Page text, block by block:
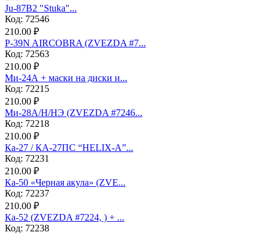
Ju-87B2 "Stuka"...
Код: 72546
210.00 ₽
P-39N AIRCOBRA (ZVEZDA #7...
Код: 72563
210.00 ₽
Ми-24А + маски на диски и...
Код: 72215
210.00 ₽
Ми-28А/Н/НЭ (ZVEZDA #7246...
Код: 72218
210.00 ₽
Ка-27 / КА-27ПС “HELIX-A”...
Код: 72231
210.00 ₽
Ка-50 «Черная акула» (ZVE...
Код: 72237
210.00 ₽
Ка-52 (ZVEZDA #7224, ) + ...
Код: 72238